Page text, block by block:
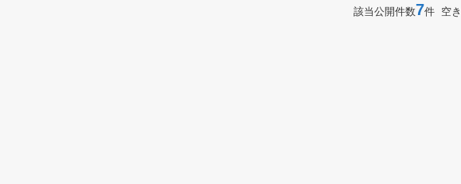
該当公開件数7件 空